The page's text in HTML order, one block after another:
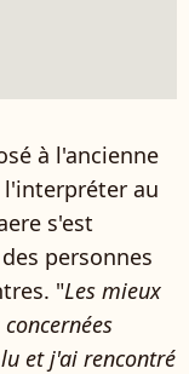
à l'ancienne
l'interpréter au
s'est
personnes
"Les mieux
et j'ai rencontré